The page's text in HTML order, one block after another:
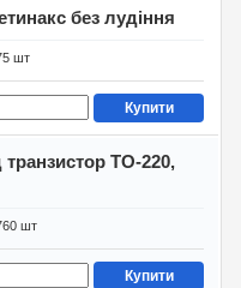
без лудіння
шт
Купити
транзистор TO-220,
шт
Купити